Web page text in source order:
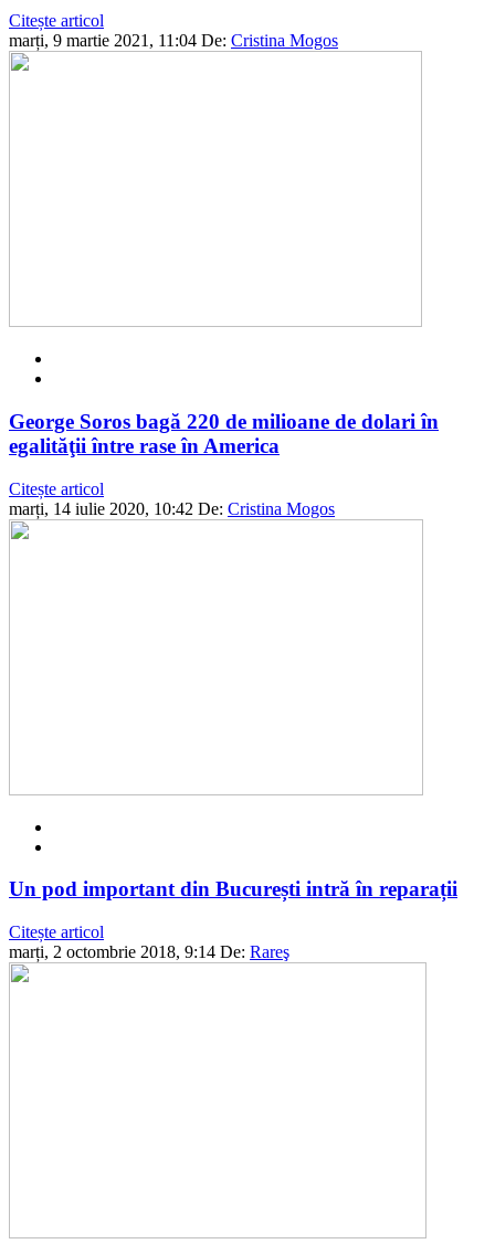
Citește articol
marți, 9 martie 2021, 11:04 De: Cristina Mogos
George Soros bagă 220 de milioane de dolari în
egalităţii între rase în America
Citește articol
marți, 14 iulie 2020, 10:42 De: Cristina Mogos
Un pod important din București intră în reparații
Citește articol
marți, 2 octombrie 2018, 9:14 De: Rareş